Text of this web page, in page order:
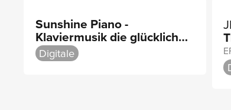
Sunshine Piano -
Klaviermusik die glücklich
macht
Digitale